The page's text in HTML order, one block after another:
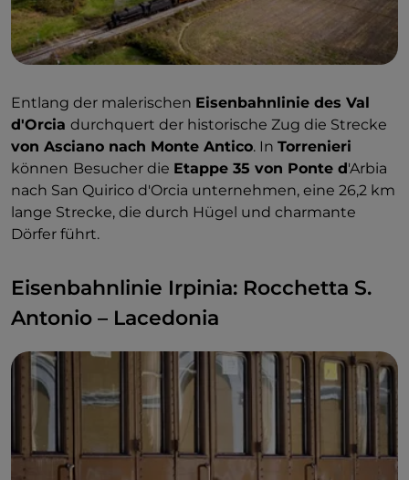
Entlang der malerischen Eisenbahnlinie des Val
d'Orcia durchquert der historische Zug die Strecke
von Asciano nach Monte Antico. In Torrenieri
können Besucher die Etappe 35 von Ponte d'Arbia
nach San Quirico d'Orcia unternehmen, eine 26,2 km
lange Strecke, die durch Hügel und charmante
Dörfer führt.
Eisenbahnlinie Irpinia: Rocchetta S.
Antonio – Lacedonia